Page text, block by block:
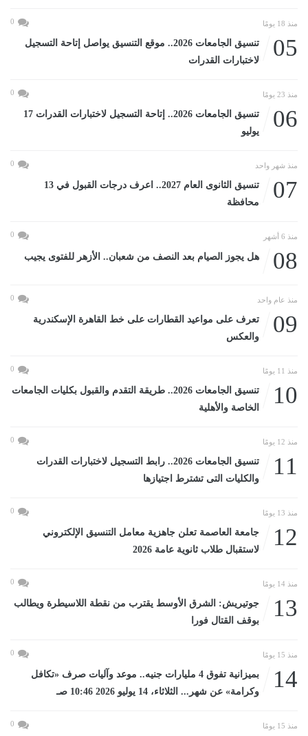
منذ 18 يومًا 0
05
تنسيق الجامعات 2026.. موقع التنسيق يواصل إتاحة التسجيل
لاختبارات القدرات
منذ 23 يومًا 0
06
تنسيق الجامعات 2026.. إتاحة التسجيل لاختبارات القدرات 17
يوليو
منذ شهر واحد 0
07
تنسيق الثانوى العام 2027.. اعرف درجات القبول في 13
محافظة
منذ 6 أشهر 0
08 هل يجوز الصيام بعد النصف من شعبان.. الأزهر للفتوى يجيب
منذ عام واحد 0
09
تعرف على مواعيد القطارات على خط القاهرة الإسكندرية
والعكس
منذ 11 يومًا 0
10
تنسيق الجامعات 2026.. طريقة التقدم والقبول بكليات الجامعات
الخاصة والأهلية
منذ 12 يومًا 0
11
تنسيق الجامعات 2026.. رابط التسجيل لاختبارات القدرات
والكليات التى تشترط اجتيازها
منذ 13 يومًا 0
12
جامعة العاصمة تعلن جاهزية معامل التنسيق الإلكتروني
لاستقبال طلاب ثانوية عامة 2026
منذ 14 يومًا 0
13
جوتيريش: الشرق الأوسط يقترب من نقطة اللاسيطرة ويطالب
بوقف القتال فورا
منذ 15 يومًا 0
14
بميزانية تفوق 4 مليارات جنيه.. موعد وآليات صرف «تكافل
وكرامة» عن شهر... الثلاثاء، 14 يوليو 2026 10:46 صـ
منذ 15 يومًا 0